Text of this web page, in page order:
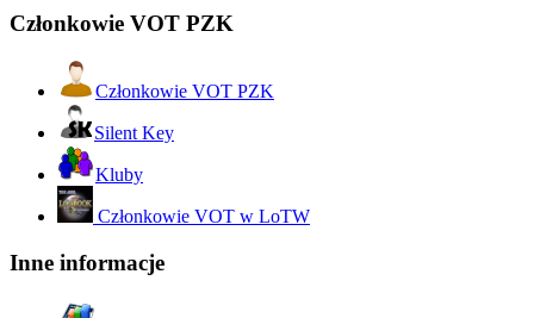
Członkowie VOT PZK
Członkowie VOT PZK
Silent Key
Kluby
Członkowie VOT w LoTW
Inne informacje